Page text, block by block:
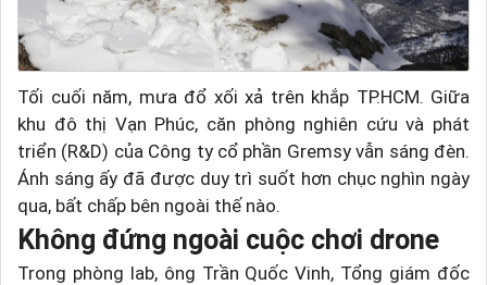
Tối cuối năm, mưa đổ xối xả trên khắp TP.HCM. Giữa
khu đô thị Vạn Phúc, căn phòng nghiên cứu và phát
triển (R&D) của Công ty cổ phần Gremsy vẫn sáng đèn.
Ánh sáng ấy đã được duy trì suốt hơn chục nghìn ngày
qua, bất chấp bên ngoài thế nào.
Không đứng ngoài cuộc chơi drone
Trong phòng lab, ông Trần Quốc Vinh, Tổng giám đốc